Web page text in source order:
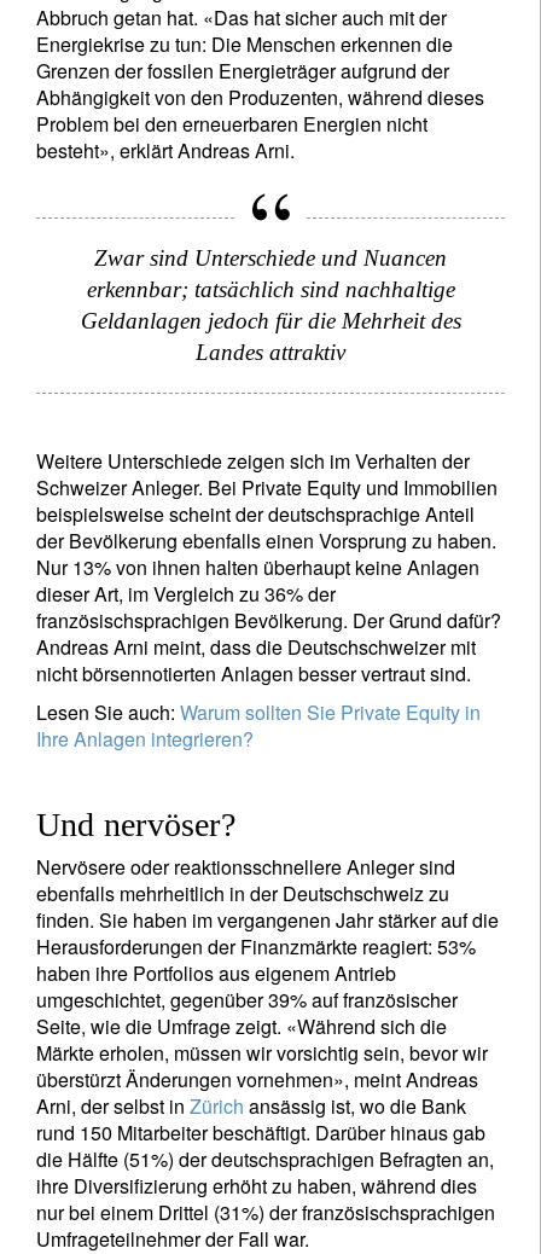
Abbruch getan hat. «Das hat sicher auch mit der
Energiekrise zu tun: Die Menschen erkennen die
Grenzen der fossilen Energieträger aufgrund der
Abhängigkeit von den Produzenten, während dieses
Problem bei den erneuerbaren Energien nicht
besteht», erklärt Andreas Arni.
Zwar sind Unterschiede und Nuancen
erkennbar; tatsächlich sind nachhaltige
Geldanlagen jedoch für die Mehrheit des
Landes attraktiv
Weitere Unterschiede zeigen sich im Verhalten der
Schweizer Anleger. Bei Private Equity und Immobilien
beispielsweise scheint der deutschsprachige Anteil
der Bevölkerung ebenfalls einen Vorsprung zu haben.
Nur 13% von ihnen halten überhaupt keine Anlagen
dieser Art, im Vergleich zu 36% der
französischsprachigen Bevölkerung. Der Grund dafür?
Andreas Arni meint, dass die Deutschschweizer mit
nicht börsennotierten Anlagen besser vertraut sind.
Lesen Sie auch: Warum sollten Sie Private Equity in
Ihre Anlagen integrieren?
Und nervöser?
Nervösere oder reaktionsschnellere Anleger sind
ebenfalls mehrheitlich in der Deutschschweiz zu
finden. Sie haben im vergangenen Jahr stärker auf die
Herausforderungen der Finanzmärkte reagiert: 53%
haben ihre Portfolios aus eigenem Antrieb
umgeschichtet, gegenüber 39% auf französischer
Seite, wie die Umfrage zeigt. «Während sich die
Märkte erholen, müssen wir vorsichtig sein, bevor wir
überstürzt Änderungen vornehmen», meint Andreas
Arni, der selbst in Zürich ansässig ist, wo die Bank
rund 150 Mitarbeiter beschäftigt. Darüber hinaus gab
die Hälfte (51%) der deutschsprachigen Befragten an,
ihre Diversifizierung erhöht zu haben, während dies
nur bei einem Drittel (31%) der französischsprachigen
Umfrageteilnehmer der Fall war.
Newsletter abonnieren
Email
Vorname
Name
Ihre Informationen werden in Übereinstimmung
mit unsererDatenschutzerklärung verwendet.
registrieren